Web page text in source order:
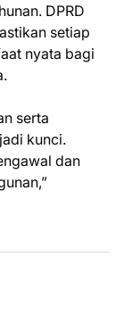
DPRD
setiap
nyata bagi
serta
kunci.
dan